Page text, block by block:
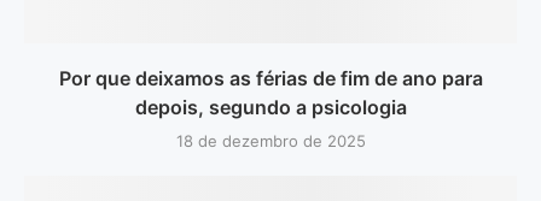
Por que deixamos as férias de fim de ano para
depois, segundo a psicologia
18 de dezembro de 2025